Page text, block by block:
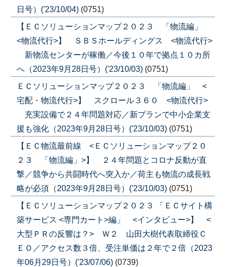
日号）('23/10/04) (0751)
【ＥＣソリューションマップ２０２３ 「物流編」
<物流代行>】 ＳＢＳホールディングス <物流代行>
新物流センターが稼働／今後１０年で拠点１０カ所
へ（2023年9月28日号）('23/10/03) (0751)
ＥＣソリューションマップ２０２３ 「物流編」 <
宅配・物流代行>】 スクロール３６０ <物流代行>
充実設備で２４年問題対応／新プランで中小企業支
援も強化（2023年9月28日号）('23/10/03) (0751)
【ＥＣ物流最前線 <ＥＣソリューションマップ２０
２３ 「物流編」>】 ２４年問題とコロナ反動が直
撃／競争から共闘時代へ突入か／荷主も物流の成長戦
略が必須（2023年9月28日号）('23/10/03) (0751)
【ＥＣソリューションマップ２０２３ 「ＥＣサイト構
築サービス <専門カート>編」 <インタビュー>】 <
大型ＰＲの反響は？> Ｗ２ 山田大樹代表取締役Ｃ
ＥＯ／アクセス数３倍、受注単価は２年で２倍（2023
年06月29日号）('23/07/06) (0739)